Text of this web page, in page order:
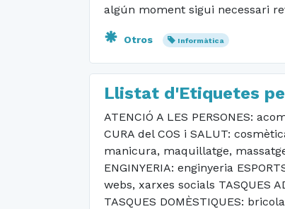
algún moment sigui necessari
Otros Informàtica
Llistat d'Etiquetes
ATENCIÓ A LES PERSONES:
CURA del COS i SALUT:
manicura, maquillatge,
ENGINYERIA: enginyeria
webs, xarxes socials TASQUES
TASQUES DOMÈSTIQUES: